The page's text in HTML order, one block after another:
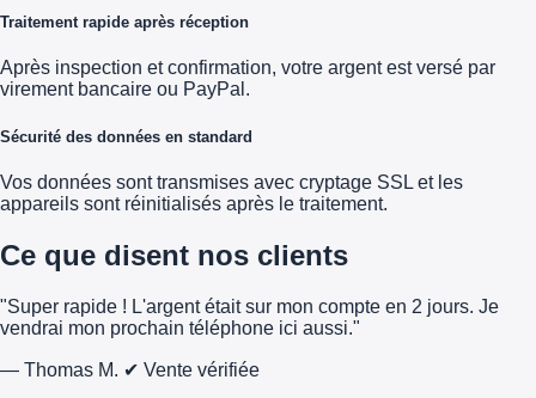
Traitement rapide après réception
Après inspection et confirmation, votre argent est versé par
virement bancaire ou PayPal.
Sécurité des données en standard
Vos données sont transmises avec cryptage SSL et les
appareils sont réinitialisés après le traitement.
Ce que disent nos clients
"Super rapide ! L'argent était sur mon compte en 2 jours. Je
vendrai mon prochain téléphone ici aussi."
— Thomas M. ✔ Vente vérifiée